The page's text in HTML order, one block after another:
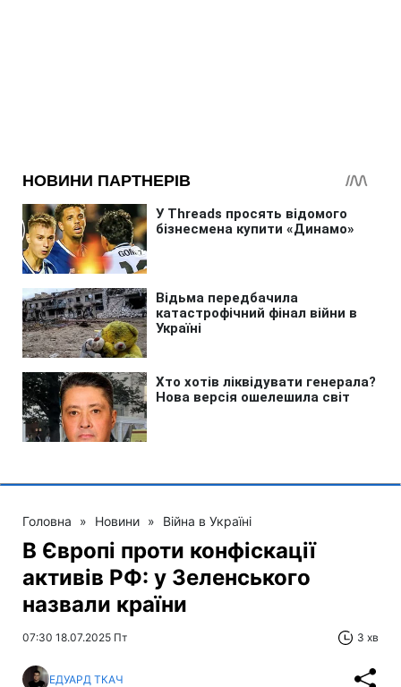
Головна » Новини » Війна в Україні
В Європі проти конфіскації
активів РФ: у Зеленського
назвали країни
07:30 18.07.2025 Пт 3 хв
ЕДУАРД ТКАЧ